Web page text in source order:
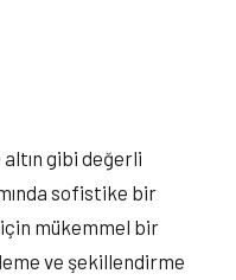
gibi değerli
sofistike bir
mükemmel bir
ve şekillendirme